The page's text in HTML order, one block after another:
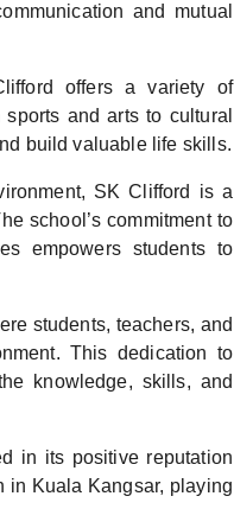
and mutual
offers a variety of
and arts to cultural
build valuable life skills.
SK Clifford is a
school’s commitment to
empowers students to
students, teachers, and
This dedication to
knowledge, skills, and
in its positive reputation
in Kuala Kangsar, playing